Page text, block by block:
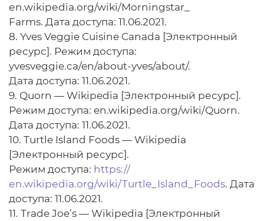
еn.wikipеdia.оrg/wiki/Morningstar_
Farms. Дата доступа: 11.06.2021.
8. Yves Veggie Cuisine Canada [Электронный
ресурс]. Режим доступа:
yvesveggie.ca/en/abоut-yves/about/.
Дата доступа: 11.06.2021.
9. Quorn — Wikipedia [Электронный ресурс].
Режим доступа: en.wikipedia.оrg/wiki/Quorn.
Дата доступа: 11.06.2021.
10. Turtle Island Foods — Wikipedia
[Электронный ресурс].
Режим доступа: https://
еn.wikipеdia.оrg/wiki/Turtle_Island_Foods. Дата
доступа: 11.06.2021.
11. Trade Joe’s — Wikipedia [Электронный